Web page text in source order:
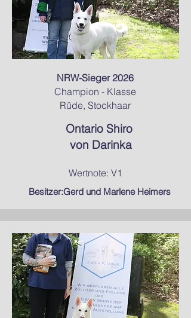
NRW-Sieger 2026
Champion - Klasse
Rüde, Stockhaar
Ontario Shiro
von Darinka
Wertnote: V1
Besitzer:Gerd und Marlene Heimers